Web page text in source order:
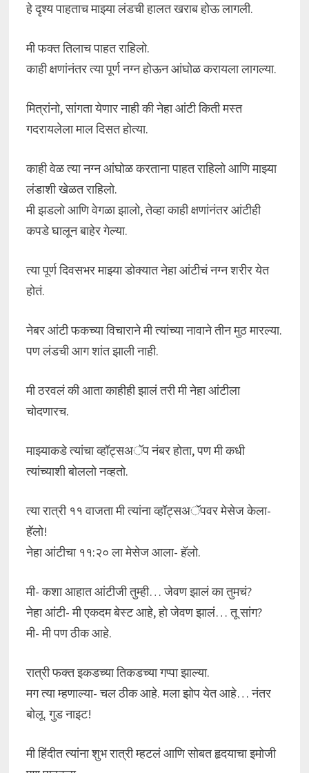
हे दृश्य पाहताच माझ्या लंडची हालत खराब होऊ लागली.
मी फक्त तिलाच पाहत राहिलो.
काही क्षणांनंतर त्या पूर्ण नग्न होऊन आंघोळ करायला लागल्या.
मित्रांनो, सांगता येणार नाही की नेहा आंटी किती मस्त
गदरायलेला माल दिसत होत्या.
काही वेळ त्या नग्न आंघोळ करताना पाहत राहिलो आणि माझ्या
लंडाशी खेळत राहिलो.
मी झडलो आणि वेगळा झालो, तेव्हा काही क्षणांनंतर आंटीही
कपडे घालून बाहेर गेल्या.
त्या पूर्ण दिवसभर माझ्या डोक्यात नेहा आंटीचं नग्न शरीर येत
होतं.
नेबर आंटी फकच्या विचाराने मी त्यांच्या नावाने तीन मुठ मारल्या.
पण लंडची आग शांत झाली नाही.
मी ठरवलं की आता काहीही झालं तरी मी नेहा आंटीला
चोदणारच.
माझ्याकडे त्यांचा व्हॉट्सअॅप नंबर होता, पण मी कधी
त्यांच्याशी बोललो नव्हतो.
त्या रात्री ११ वाजता मी त्यांना व्हॉट्सअॅपवर मेसेज केला-
हॅलो!
नेहा आंटीचा ११:२० ला मेसेज आला- हॅलो.
मी- कशा आहात आंटीजी तुम्ही… जेवण झालं का तुमचं?
नेहा आंटी- मी एकदम बेस्ट आहे, हो जेवण झालं… तू सांग?
मी- मी पण ठीक आहे.
रात्री फक्त इकडच्या तिकडच्या गप्पा झाल्या.
मग त्या म्हणाल्या- चल ठीक आहे. मला झोप येत आहे… नंतर
बोलू. गुड नाइट!
मी हिंदीत त्यांना शुभ रात्री म्हटलं आणि सोबत हृदयाचा इमोजी